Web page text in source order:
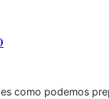
como podemos